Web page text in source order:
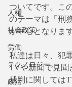
人権
社会政策
労働
テクノロジー
政治
ついてです。こ
のテーマは「刑
が中心となります
私達は日々、犯
TVや新聞で見聞
裁判に関しては